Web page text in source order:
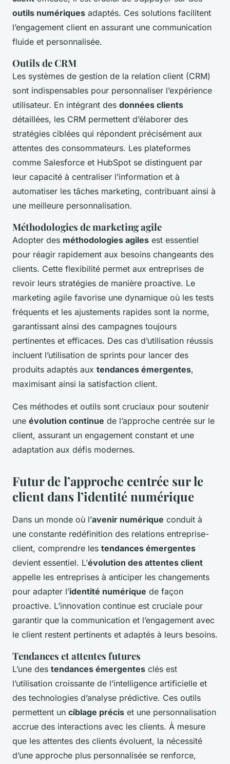
outils numériques adaptés. Ces solutions facilitent
l’engagement client en assurant une communication
fluide et personnalisée.
Outils de CRM
Les systèmes de gestion de la relation client (CRM)
sont indispensables pour personnaliser l’expérience
utilisateur. En intégrant des données clients
détaillées, les CRM permettent d’élaborer des
stratégies ciblées qui répondent précisément aux
attentes des consommateurs. Les plateformes
comme Salesforce et HubSpot se distinguent par
leur capacité à centraliser l’information et à
automatiser les tâches marketing, contribuant ainsi à
une meilleure personnalisation.
Méthodologies de marketing agile
Adopter des méthodologies agiles est essentiel
pour réagir rapidement aux besoins changeants des
clients. Cette flexibilité permet aux entreprises de
revoir leurs stratégies de manière proactive. Le
marketing agile favorise une dynamique où les tests
fréquents et les ajustements rapides sont la norme,
garantissant ainsi des campagnes toujours
pertinentes et efficaces. Des cas d’utilisation réussis
incluent l’utilisation de sprints pour lancer des
produits adaptés aux tendances émergentes,
maximisant ainsi la satisfaction client.
Ces méthodes et outils sont cruciaux pour soutenir
une évolution continue de l’approche centrée sur le
client, assurant un engagement constant et une
adaptation aux défis modernes.
Futur de l’approche centrée sur le
client dans l’identité numérique
Dans un monde où l’avenir numérique conduit à
une constante redéfinition des relations entreprise-
client, comprendre les tendances émergentes
devient essentiel. L’évolution des attentes client
appelle les entreprises à anticiper les changements
pour adapter l’identité numérique de façon
proactive. L’innovation continue est cruciale pour
garantir que la communication et l’engagement avec
le client restent pertinents et adaptés à leurs besoins.
Tendances et attentes futures
L’une des tendances émergentes clés est
l’utilisation croissante de l’intelligence artificielle et
des technologies d’analyse prédictive. Ces outils
permettent un ciblage précis et une personnalisation
accrue des interactions avec les clients. À mesure
que les attentes des clients évoluent, la nécessité
d’une approche plus personnalisée se renforce,